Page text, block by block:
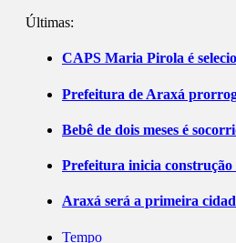
Últimas:
CAPS Maria Pirola é
Prefeitura de Araxá
Bebê de dois meses é
Prefeitura inicia
Araxá será a primeira
Tempo